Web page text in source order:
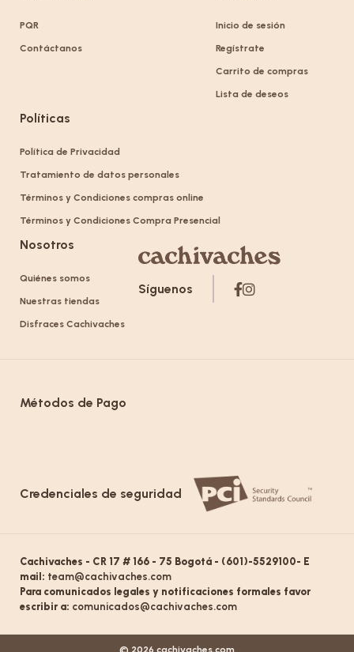
PQR
Contáctanos
Inicio de sesión
Regístrate
Carrito de compras
Lista de deseos
Políticas
Política de Privacidad
Tratamiento de datos personales
Términos y Condiciones compras online
Términos y Condiciones Compra Presencial
Nosotros
Quiénes somos
Nuestras tiendas
Disfraces Cachivaches
Síguenos
Métodos de Pago
Credenciales de seguridad
Cachivaches - CR 17 # 166 - 75 Bogotá - (601)-5529100- E
mail: team@cachivaches.com
Para comunicados legales y notificaciones formales favor
escribir a: comunicados@cachivaches.com
© 2026 cachivaches.com